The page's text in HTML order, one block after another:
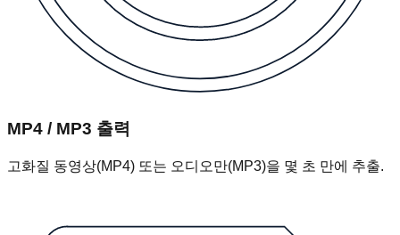
MP4 / MP3 출력
고화질 동영상(MP4) 또는 오디오만(MP3)을 몇 초 만에 추출.